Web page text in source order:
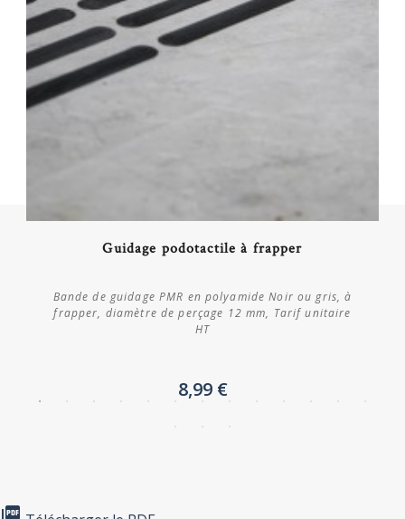
Plus de détails
Guidage podotactile à frapper
Bande de guidage PMR en polyamide Noir ou gris, à
frapper, diamètre de perçage 12 mm, Tarif unitaire
HT
8,99 €
